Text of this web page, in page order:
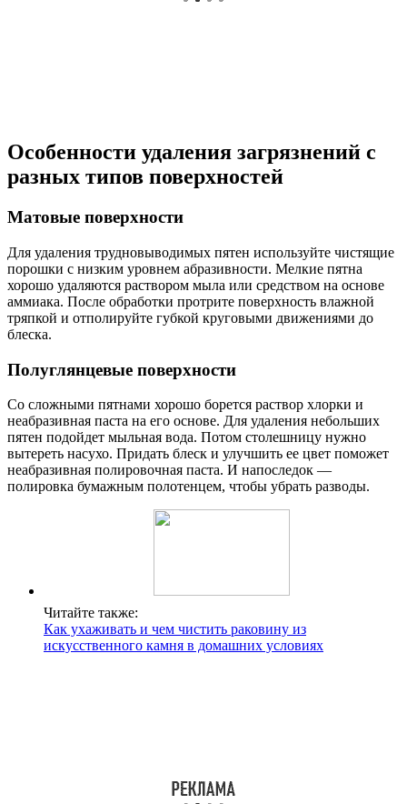
Особенности удаления загрязнений с
разных типов поверхностей
Матовые поверхности
Для удаления трудновыводимых пятен используйте чистящие
порошки с низким уровнем абразивности. Мелкие пятна
хорошо удаляются раствором мыла или средством на основе
аммиака. После обработки протрите поверхность влажной
тряпкой и отполируйте губкой круговыми движениями до
блеска.
Полуглянцевые поверхности
Со сложными пятнами хорошо борется раствор хлорки и
неабразивная паста на его основе. Для удаления небольших
пятен подойдет мыльная вода. Потом столешницу нужно
вытереть насухо. Придать блеск и улучшить ее цвет поможет
неабразивная полировочная паста. И напоследок —
полировка бумажным полотенцем, чтобы убрать разводы.
Читайте также:
Как ухаживать и чем чистить раковину из
искусственного камня в домашних условиях